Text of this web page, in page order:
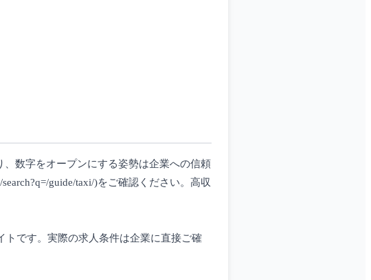
数字をオープンにする姿勢は企業への信頼
guide/taxi/)をご確認ください。高収
です。実際の求人条件は企業に直接ご確